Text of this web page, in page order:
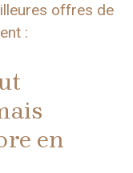
offres de
:
en